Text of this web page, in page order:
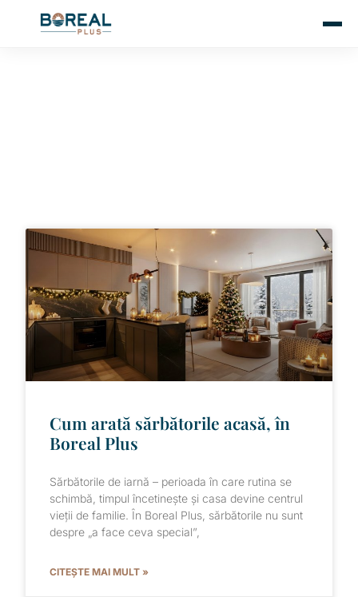
Cum arată sărbătorile acasă, în
Boreal Plus
Sărbătorile de iarnă – perioada în care rutina se
schimbă, timpul încetinește și casa devine centrul
vieții de familie. În Boreal Plus, sărbătorile nu sunt
despre „a face ceva special”,
CITEȘTE MAI MULT »